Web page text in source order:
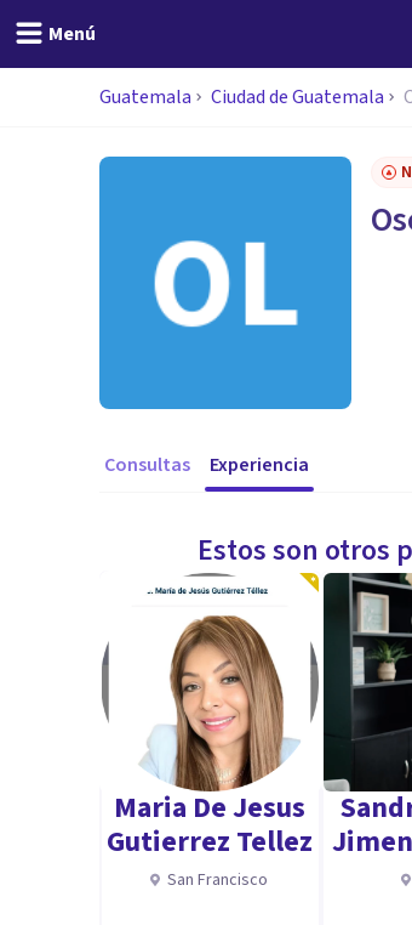
Menú
Guatemala Ciudad de Guatemala
Consultas Experiencia
Estos son otros
Maria De Jesus
Gutierrez Tellez
San Francisco